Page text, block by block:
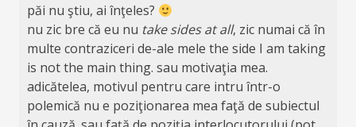
păi nu ştiu, ai înţeles?
nu zic bre că eu nu take sides at all, zic numai că în
multe contraziceri de-ale mele the side I am taking
is not the main thing. sau motivaţia mea.
adicătelea, motivul pentru care intru într-o
polemică nu e poziţionarea mea faţă de subiectul